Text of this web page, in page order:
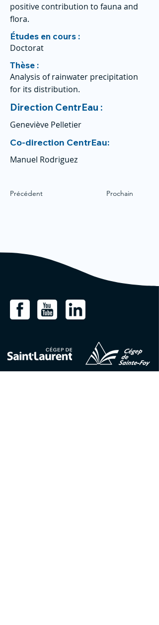
positive contribution to fauna and
flora.
Études en cours :
Doctorat
Thèse :
Analysis of rainwater precipitation
for its distribution.
Direction CentrEau :
Geneviève Pelletier
Co-direction CentrEau:
Manuel Rodriguez
Précédent Prochain